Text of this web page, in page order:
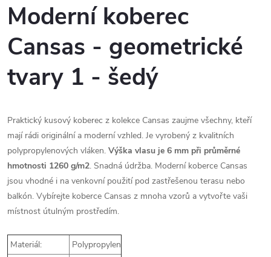
Moderní koberec
Cansas - geometrické
tvary 1 - šedý
Praktický kusový koberec z kolekce Cansas zaujme všechny, kteří
mají rádi originální a moderní vzhled. Je vyrobený z kvalitních
polypropylenových vláken. Výška vlasu je 6 mm při průměrné
hmotnosti 1260 g/m2. Snadná údržba. Moderní koberce Cansas
jsou vhodné i na venkovní použití pod zastřešenou terasu nebo
balkón. Vybírejte koberce Cansas z mnoha vzorů a vytvořte vaši
místnost útulným prostředím.
Materiál:
Polypropylen